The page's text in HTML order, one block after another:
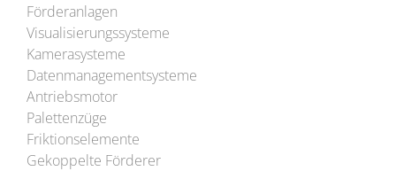
Förderanlagen
Visualisierungssysteme
Kamerasysteme
Datenmanagement­systeme
Antriebsmotor
Palettenzüge
Friktionselemente
Gekoppelte Förderer